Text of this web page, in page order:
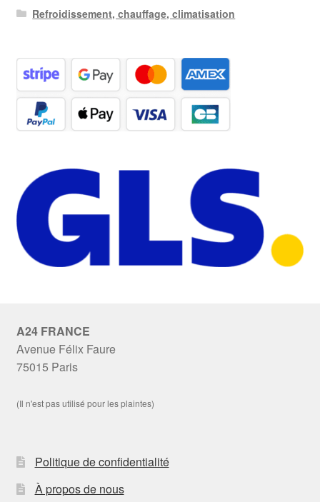
Refroidissement, chauffage, climatisation
A24 FRANCE
Avenue Félix Faure
75015 Paris
(Il n'est pas utilisé pour les plaintes)
Politique de confidentialité
À propos de nous